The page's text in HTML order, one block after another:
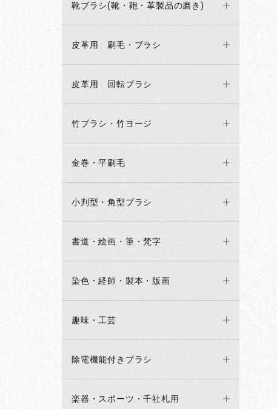
靴ブラシ(靴・鞄・革製品の磨き)
皮革用 刷毛・ブラシ
皮革用 回転ブラシ
竹ブラシ・竹ヨージ
金巻・平刷毛
小判型・角型ブラシ
書道・絵画・筆・梵字
染色・経師・製本・版画
趣味・工芸
除電機能付きブラシ
楽器・スポーツ・千社札用